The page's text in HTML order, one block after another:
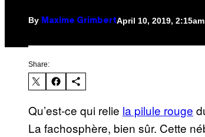
By Maxime GrimbertApril 10, 2019, 2:15am
Share:
Qu’est-ce qui relie la pilule rouge
La fachosphère, bien sûr. Cette